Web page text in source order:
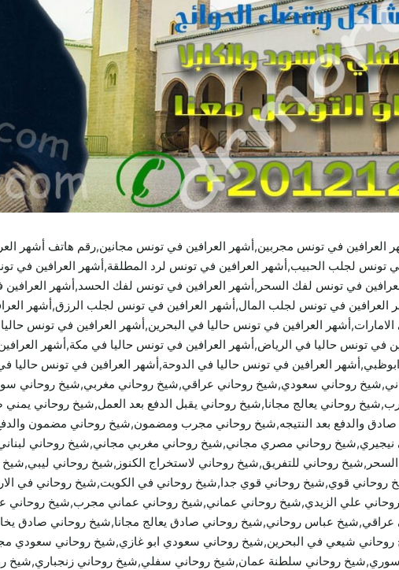
في تونس مجربين,أشهر العرافين في تونس مجانين,رقم هاتف أشهر
لجلب الحبيب,أشهر العرافين في تونس لرد المطلقة,أشهر العرافين في
في تونس لفك السحر,أشهر العرافين في تونس لفك الحسد,أشهر العرافين
في تونس لجلب المال,أشهر العرافين في تونس لجلب الرزق,أشهر
العرافين في تونس حاليا في البحرين,أشهر العرافين في تونس
في تونس حاليا في الرياض,أشهر العرافين في تونس حاليا في مكة,أشهر
العرافين في تونس حاليا في الدوحة,أشهر العرافين في تونس
روحاني سعودي,شيخ روحاني عراقي,شيخ روحاني مغربي,شيخ روحاني
روحاني يعالج مجانا,شيخ روحاني يقبل الدفع بعد العمل,شيخ روحاني يمني
صادق والدفع بعد النتيجه,شيخ روحاني مجرب ومضمون,شيخ روحاني مضمون
روحاني مصري مجاني,شيخ روحاني مغربي مجاني,شيخ روحاني
روحاني للتفريق,شيخ روحاني لاستخراج الكنوز,شيخ روحاني ليبي,شيخ
قوي,شيخ روحاني قوي جدا,شيخ روحاني في الكويت,شيخ روحاني في
علي الزيدي,شيخ روحاني عماني,شيخ روحاني عماني مجرب,شيخ
عباس روحاني,شيخ روحاني صادق يعالج مجانا,شيخ روحاني صادق
شيعي في البحرين,شيخ روحاني سعودي ابو غازي,شيخ روحاني سعودي
روحاني سلطنة عمان,شيخ روحاني سفلي,شيخ روحاني زنجباري,شيخ